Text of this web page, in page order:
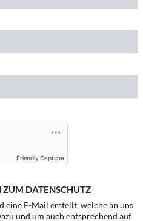
Friendly Captcha
DATENSCHUTZ
eine E-Mail erstellt, welche an uns
und um auch entsprechend auf